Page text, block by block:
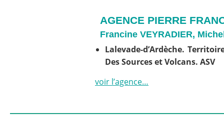
AGENCE PIERRE
Francine VEYRADIER,
Lalevade-d’Ardèche.
Des Sources et Volcans. ASV
voir l’agence…